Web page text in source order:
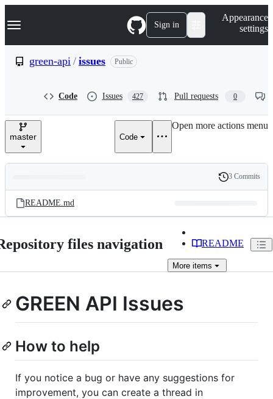
k
p
e
Navigation Menu Sign in
Appearance
settings
green-api / issues Public
Code Issues 427 Pull requests 0
master Code
Open more actions menu
and
files
Latest
commit
History
3 Commits
README.md
files navigation README
More items
GREEN API Issues
How to help
If you notice a bug or have any suggestions for
improvement, you can create a thread in